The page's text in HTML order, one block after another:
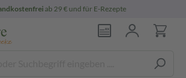
ab 29 € und für E-Rezepte